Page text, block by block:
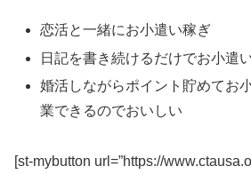
恋活と一緒にお小遣い稼ぎ
日記を書き続けるだけでお小遣
婚活しながらポイント貯めてお
業できるのでおいしい
[st-mybutton url=”https://